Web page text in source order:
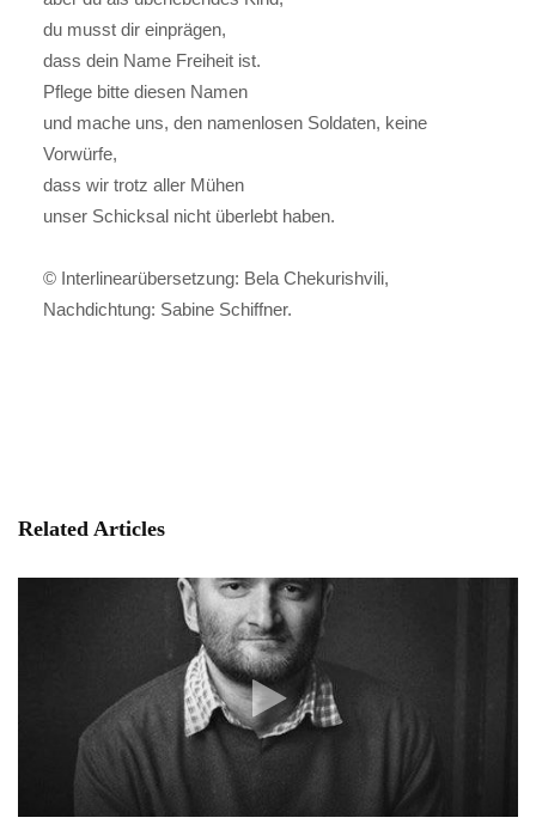
du musst dir einprägen,
dass dein Name Freiheit ist.
Pflege bitte diesen Namen
und mache uns, den namenlosen Soldaten, keine
Vorwürfe,
dass wir trotz aller Mühen
unser Schicksal nicht überlebt haben.
© Interlinearübersetzung: Bela Chekurishvili,
Nachdichtung: Sabine Schiffner.
Related Articles